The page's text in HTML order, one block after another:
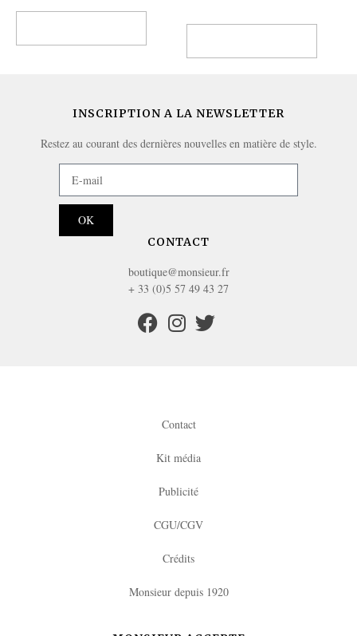
INSCRIPTION A LA NEWSLETTER
Restez au courant des dernières nouvelles en matière de style.
OK
CONTACT
boutique@monsieur.fr
+ 33 (0)5 57 49 43 27
Contact
Kit média
Publicité
CGU/CGV
Crédits
Monsieur depuis 1920